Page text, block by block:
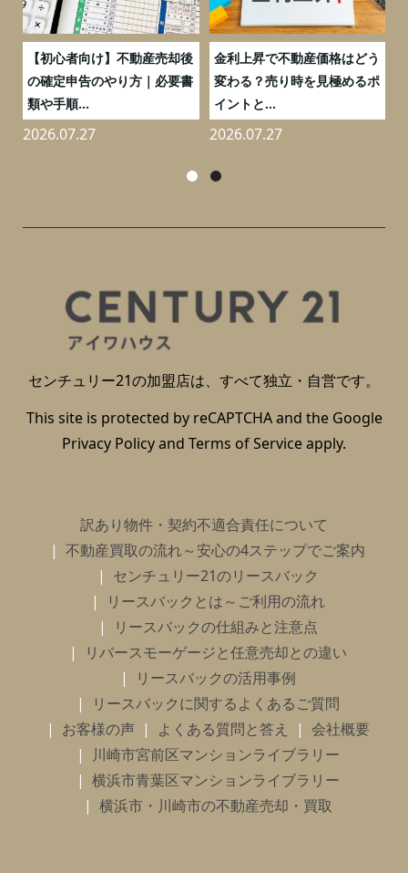
【初心者向け】不動産売却後
の確定申告のやり方｜必要書
類や手順...
2026.07.27
金利上昇で不動産価格はどう
変わる？売り時を見極めるポ
イントと...
2026.07.27
センチュリー21の加盟店は、すべて独立・自営です。
This site is protected by reCAPTCHA and the Google
Privacy Policyand Terms of Serviceapply.
訳あり物件・契約不適合責任について
不動産買取の流れ～安心の4ステップでご案内
センチュリー21のリースバック
リースバックとは～ご利用の流れ
リースバックの仕組みと注意点
リバースモーゲージと任意売却との違い
リースバックの活用事例
リースバックに関するよくあるご質問
お客様の声
よくある質問と答え
会社概要
川崎市宮前区マンションライブラリー
横浜市青葉区マンションライブラリー
横浜市・川崎市の不動産売却・買取